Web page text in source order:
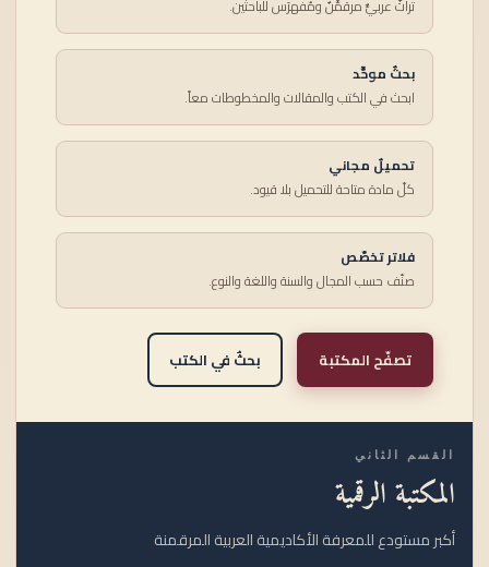
تراثٌ عربيٌّ مرقمَّنٌ ومُفهرَس للباحثين.
بحثٌ موحَّد
ابحث في الكتب والمقالات والمخطوطات معاً.
تحميلٌ مجاني
كلّ مادة متاحة للتحميل بلا قيود.
فلاتر تخصّص
صنّف حسب المجال والسنة واللغة والنوع.
تصفّح المكتبة بحثٌ في الكتب
القسم الثاني
المكتبة الرقمية
أكبر مستودع للمعرفة الأكاديمية العربية المرقمنة